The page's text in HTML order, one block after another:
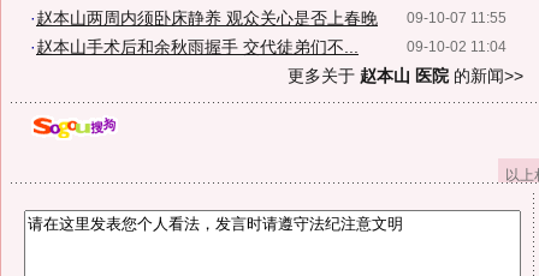
09-10-07 11:55
·赵本山两周内须卧床静养 观众关心是否上春晚
09-10-02 11:04
·赵本山手术后和余秋雨握手 交代徒弟们不...
更多关于 赵本山 医院的新闻>>
以